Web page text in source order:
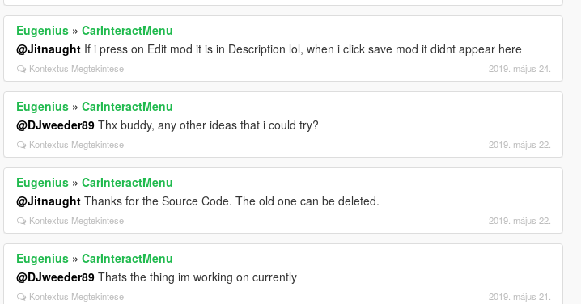
Eugenius »CarInteractMenu
@Jitnaught If i press on Edit mod it is in Description lol, when i click save mod it didnt appear here
Kontextus Megtekintése 2019. május 24.
Eugenius »CarInteractMenu
@DJweeder89 Thx buddy, any other ideas that i could try?
Kontextus Megtekintése 2019. május 22.
Eugenius »CarInteractMenu
@Jitnaught Thanks for the Source Code. The old one can be deleted.
Kontextus Megtekintése 2019. május 22.
Eugenius »CarInteractMenu
@DJweeder89 Thats the thing im working on currently
Kontextus Megtekintése 2019. május 21.